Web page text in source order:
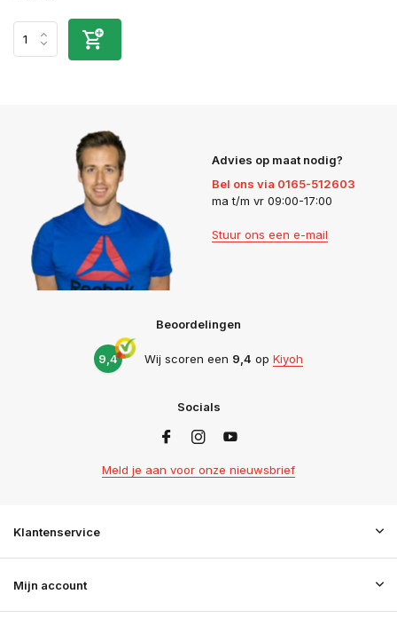
Advies op maat nodig?
Bel ons via 0165-512603
ma t/m vr 09:00-17:00
Stuur ons een e-mail
Beoordelingen
9,4 Wij scoren een 9,4 op Kiyoh
Socials
Meld je aan voor onze nieuwsbrief
Klantenservice
Mijn account